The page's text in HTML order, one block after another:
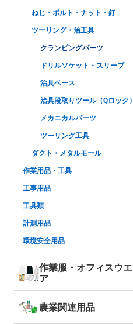
ねじ・ボルト・ナット・釘
ツーリング・治工具
クランピングパーツ
ドリルソケット・スリーブ
治具ベース
治具段取りツール（Qロック）
メカニカルパーツ
ツーリング工具
ダクト・メタルモール
作業用品・工具
工事用品
工具類
計測用品
環境安全用品
作業服・オフィスウエ
ア
農業関連用品